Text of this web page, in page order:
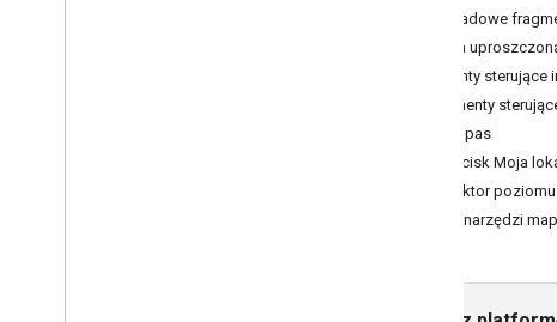
Przykładowe
Wersja
Elementy sterujące
Elementy
Kompas
Przycisk Moja
Selektor poziomu
Pasek narzędzi